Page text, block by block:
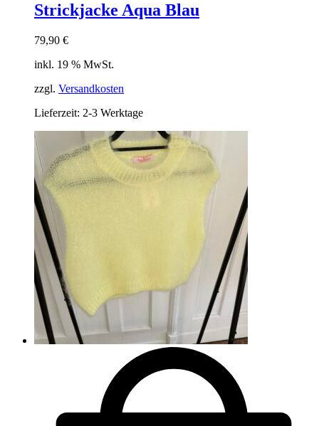
Strickjacke Aqua Blau
79,90 €
inkl. 19 % MwSt.
zzgl. Versandkosten
Lieferzeit: 2-3 Werktage